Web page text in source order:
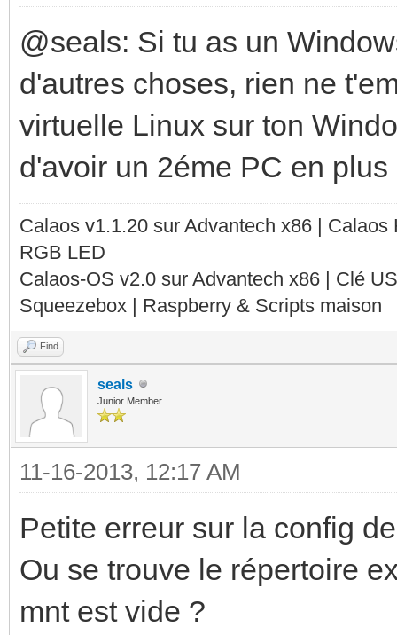
@seals: Si tu as un
d'autres choses, rien ne
virtuelle Linux sur ton
d'avoir un 2éme PC en plus
Calaos v1.1.20 sur Advantech x86 |
RGB LED
Calaos-OS v2.0 sur Advantech x86 | Clé
Squeezebox | Raspberry & Scripts maison
Find
seals
Junior Member
11-16-2013, 12:17 AM
Petite erreur sur la config
Ou se trouve le répertoire
mnt est vide ?